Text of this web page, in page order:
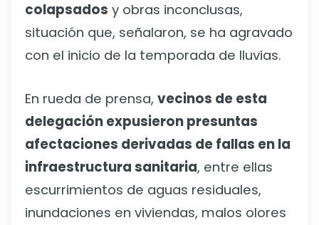
colapsados y obras inconclusas,
situación que, señalaron, se ha agravado
con el inicio de la temporada de lluvias.
En rueda de prensa, vecinos de esta
delegación expusieron presuntas
afectaciones derivadas de fallas en la
infraestructura sanitaria, entre ellas
escurrimientos de aguas residuales,
inundaciones en viviendas, malos olores